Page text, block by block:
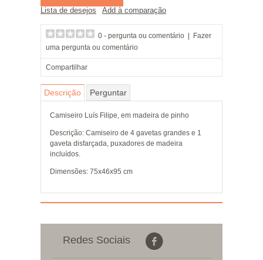
Lista de desejos Add à comparação
0 - pergunta ou comentário
Fazer
uma pergunta ou comentário
Compartilhar
Descrição Perguntar
Camiseiro Luís Filipe, em madeira de pinho
Descrição: Camiseiro de 4 gavetas grandes e 1
gaveta disfarçada, puxadores de madeira
incluídos.
Dimensões: 75x46x95 cm
Redes Sociais